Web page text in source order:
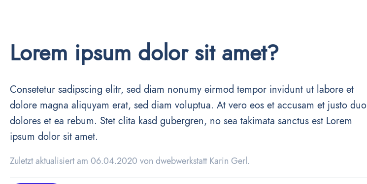
Lorem ipsum dolor sit amet?
Consetetur sadipscing elitr, sed diam nonumy eirmod tempor invidunt ut labore et
dolore magna aliquyam erat, sed diam voluptua. At vero eos et accusam et justo duo
dolores et ea rebum. Stet clita kasd gubergren, no sea takimata sanctus est Lorem
ipsum dolor sit amet.
Zuletzt aktualisiert am 06.04.2020 von dwebwerkstatt Karin Gerl.